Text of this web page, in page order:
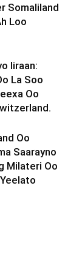
Somaliland
Loo
Iiraan:
La Soo
Oo
Oo
Saarayno
Milateri Oo